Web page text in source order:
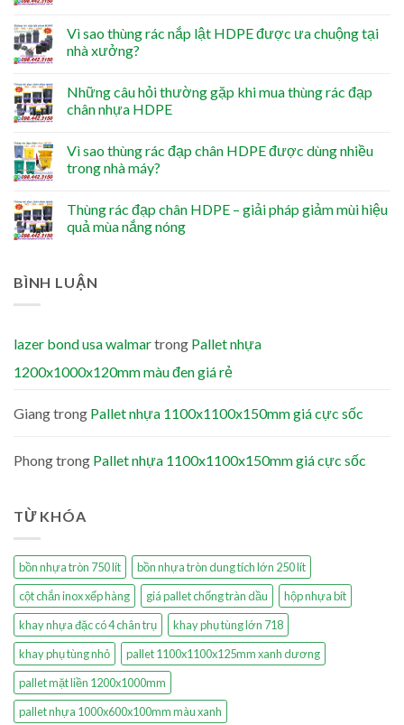
Vì sao thùng rác nắp lật HDPE được ưa chuộng tại
nhà xưởng?
Những câu hỏi thường gặp khi mua thùng rác đạp
chân nhựa HDPE
Vì sao thùng rác đạp chân HDPE được dùng nhiều
trong nhà máy?
Thùng rác đạp chân HDPE – giải pháp giảm mùi hiệu
quả mùa nắng nóng
BÌNH LUẬN
lazer bond usa walmartrong Pallet nhựa
1200x1000x120mm màu đen giá rẻ
Giangtrong Pallet nhựa 1100x1100x150mm giá cực sốc
Phongtrong Pallet nhựa 1100x1100x150mm giá cực sốc
TỪ KHÓA
bồn nhựa tròn 750 lít
bồn nhựa tròn dung tích lớn 250 lít
cột chắn inox xếp hàng
giá pallet chống tràn dầu
hộp nhựa bít
khay nhựa đặc có 4 chân trụ
khay phụ tùng lớn 718
khay phụ tùng nhỏ
pallet 1100x1100x125mm xanh dương
pallet mặt liền 1200x1000mm
pallet nhựa 1000x600x100mm màu xanh